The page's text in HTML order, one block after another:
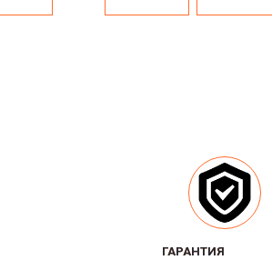
ГАРАНТИЯ
ГАРАНТИЯ